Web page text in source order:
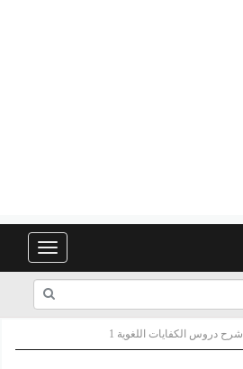
Toggle
شرح دروس الكفايات اللغوية 1